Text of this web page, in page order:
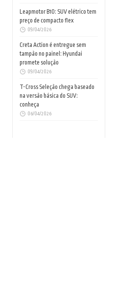
Leapmotor B10: SUV elétrico tem
preço de compacto flex
09/04/2026
Creta Action é entregue sem
tampão no painel: Hyundai
promete solução
09/04/2026
T-Cross Seleção chega baseado
na versão básica do SUV:
conheça
06/04/2026